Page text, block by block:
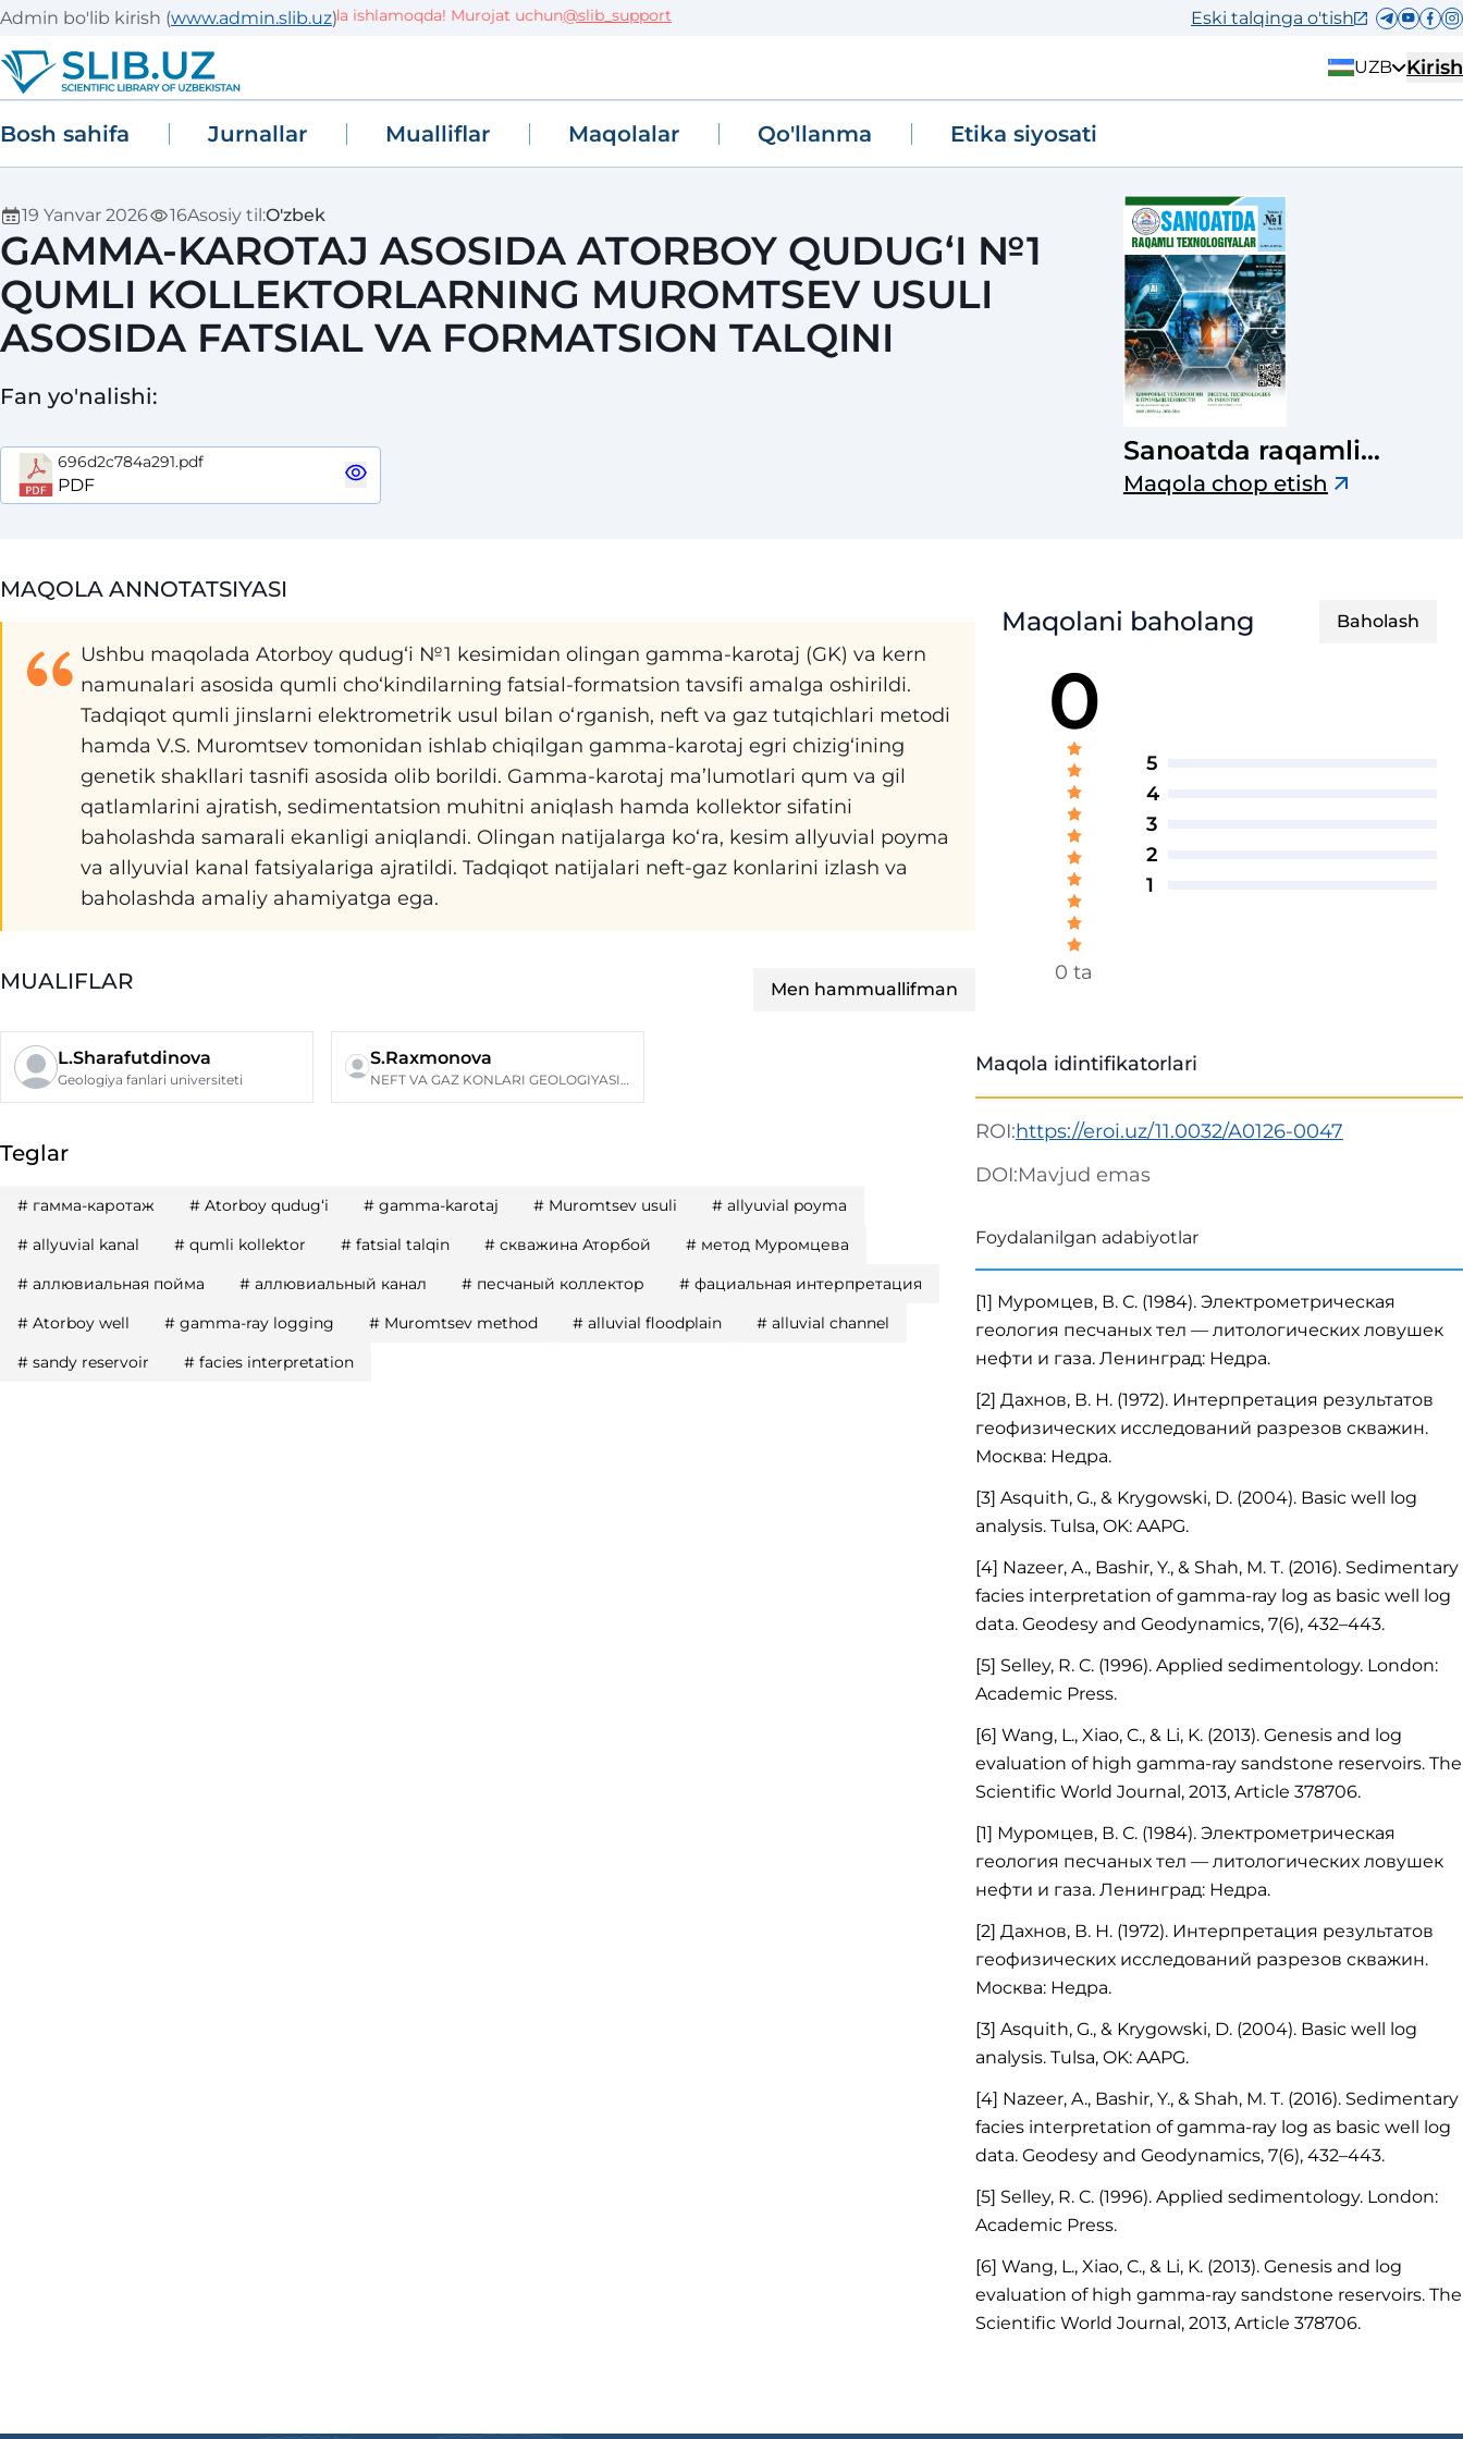
Admin bo'lib kirish (www.admin.slib.uz)
Tizim sinov (TEST) rejimida ishlamoqda! Murojat uchun@slib_support Eski talqinga o'tish
UZB Kirish
Bosh sahifa Jurnallar Mualliflar Maqolalar Qo'llanma Etika siyosati
19 Yanvar 2026 16Asosiy til:O'zbek
GAMMA-KAROTAJ ASOSIDA ATORBOY QUDUG‘I №1
QUMLI KOLLEKTORLARNING MUROMTSEV USULI
ASOSIDA FATSIAL VA FORMATSION TALQINI
Fan yo'nalishi:
696d2c784a291.pdf
PDF
Sanoatda raqamli
texnologiyalar ilmiy-
Maqola chop etish
MAQOLA ANNOTATSIYASI
Ushbu maqolada Atorboy qudug‘i №1 kesimidan olingan gamma-karotaj (GK) va kern
namunalari asosida qumli cho‘kindilarning fatsial-formatsion tavsifi amalga oshirildi.
Tadqiqot qumli jinslarni elektrometrik usul bilan o‘rganish, neft va gaz tutqichlari metodi
hamda V.S. Muromtsev tomonidan ishlab chiqilgan gamma-karotaj egri chizig‘ining
genetik shakllari tasnifi asosida olib borildi. Gamma-karotaj ma’lumotlari qum va gil
qatlamlarini ajratish, sedimentatsion muhitni aniqlash hamda kollektor sifatini
baholashda samarali ekanligi aniqlandi. Olingan natijalarga ko‘ra, kesim allyuvial poyma
va allyuvial kanal fatsiyalariga ajratildi. Tadqiqot natijalari neft-gaz konlarini izlash va
baholashda amaliy ahamiyatga ega.
MUALIFLAR Men hammuallifman
L.Sharafutdinova
Geologiya fanlari universiteti
S.Raxmonova
NEFT VA GAZ KONLARI GEOLOGIYASI HAMDA QIDIRUVI INSTITUTI
Teglar
# гамма-каротаж # Atorboy qudug‘i # gamma-karotaj # Muromtsev usuli # allyuvial poyma
# allyuvial kanal # qumli kollektor # fatsial talqin # скважина Аторбой # метод Муромцева
# аллювиальная пойма # аллювиальный канал # песчаный коллектор # фациальная интерпретация
# Atorboy well # gamma-ray logging # Muromtsev method # alluvial floodplain # alluvial channel
# sandy reservoir # facies interpretation
Maqolani baholang Baholash
0
0 ta
5
4
3
2
1
Maqola idintifikatorlari
ROI:https://eroi.uz/11.0032/A0126-0047
DOI:Mavjud emas
Foydalanilgan adabiyotlar
[1] Муромцев, В. С. (1984). Электрометрическая
геология песчаных тел — литологических ловушек
нефти и газа. Ленинград: Недра.
[2] Дахнов, В. Н. (1972). Интерпретация результатов
геофизических исследований разрезов скважин.
Москва: Недра.
[3] Asquith, G., & Krygowski, D. (2004). Basic well log
analysis. Tulsa, OK: AAPG.
[4] Nazeer, A., Bashir, Y., & Shah, M. T. (2016). Sedimentary
facies interpretation of gamma-ray log as basic well log
data. Geodesy and Geodynamics, 7(6), 432–443.
[5] Selley, R. C. (1996). Applied sedimentology. London:
Academic Press.
[6] Wang, L., Xiao, C., & Li, K. (2013). Genesis and log
evaluation of high gamma-ray sandstone reservoirs. The
Scientific World Journal, 2013, Article 378706.
[1] Муромцев, В. С. (1984). Электрометрическая
геология песчаных тел — литологических ловушек
нефти и газа. Ленинград: Недра.
[2] Дахнов, В. Н. (1972). Интерпретация результатов
геофизических исследований разрезов скважин.
Москва: Недра.
[3] Asquith, G., & Krygowski, D. (2004). Basic well log
analysis. Tulsa, OK: AAPG.
[4] Nazeer, A., Bashir, Y., & Shah, M. T. (2016). Sedimentary
facies interpretation of gamma-ray log as basic well log
data. Geodesy and Geodynamics, 7(6), 432–443.
[5] Selley, R. C. (1996). Applied sedimentology. London:
Academic Press.
[6] Wang, L., Xiao, C., & Li, K. (2013). Genesis and log
evaluation of high gamma-ray sandstone reservoirs. The
Scientific World Journal, 2013, Article 378706.